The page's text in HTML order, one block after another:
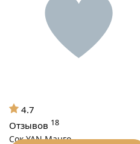
Сок YAN Манго
4.7
Отзывов 18